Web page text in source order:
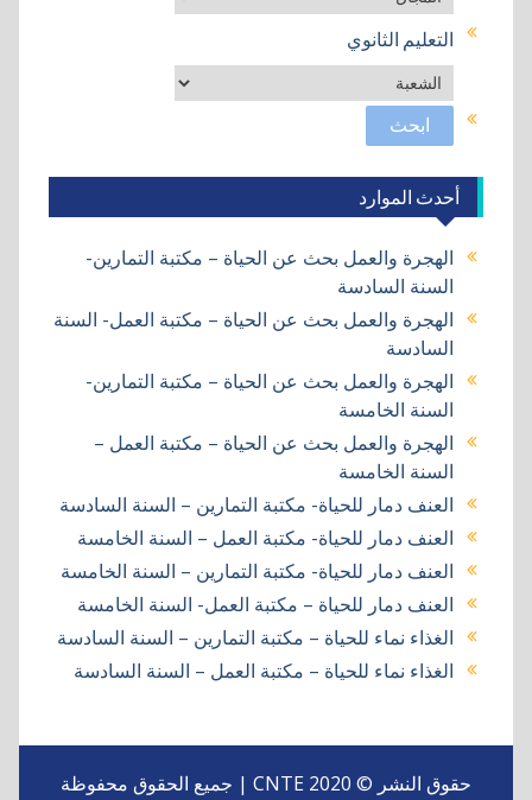
التعليم الثانوي
أحدث الموارد
الهجرة والعمل بحث عن الحياة – مكتبة التمارين-
السنة السادسة
الهجرة والعمل بحث عن الحياة – مكتبة العمل- السنة
السادسة
الهجرة والعمل بحث عن الحياة – مكتبة التمارين-
السنة الخامسة
الهجرة والعمل بحث عن الحياة – مكتبة العمل –
السنة الخامسة
العنف دمار للحياة- مكتبة التمارين – السنة السادسة
العنف دمار للحياة- مكتبة العمل – السنة الخامسة
العنف دمار للحياة- مكتبة التمارين – السنة الخامسة
العنف دمار للحياة – مكتبة العمل- السنة الخامسة
الغذاء نماء للحياة – مكتبة التمارين – السنة السادسة
الغذاء نماء للحياة – مكتبة العمل – السنة السادسة
حقوق النشر © 2020 CNTE | جميع الحقوق محفوظة